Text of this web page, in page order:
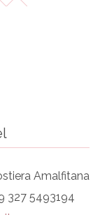
Amalfitana
327 5493194